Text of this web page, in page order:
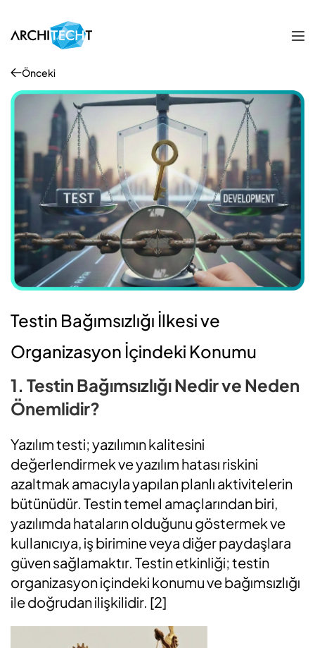
Önceki
Testin Bağımsızlığı İlkesi ve
Organizasyon İçindeki Konumu
1. Testin Bağımsızlığı Nedir ve Neden
Önemlidir?
Yazılım testi; yazılımın kalitesini
değerlendirmek ve yazılım hatası riskini
azaltmak amacıyla yapılan planlı aktivitelerin
bütünüdür. Testin temel amaçlarından biri,
yazılımda hataların olduğunu göstermek ve
kullanıcıya, iş birimine veya diğer paydaşlara
güven sağlamaktır. Testin etkinliği; testin
organizasyon içindeki konumu ve bağımsızlığı
ile doğrudan ilişkilidir. [2]